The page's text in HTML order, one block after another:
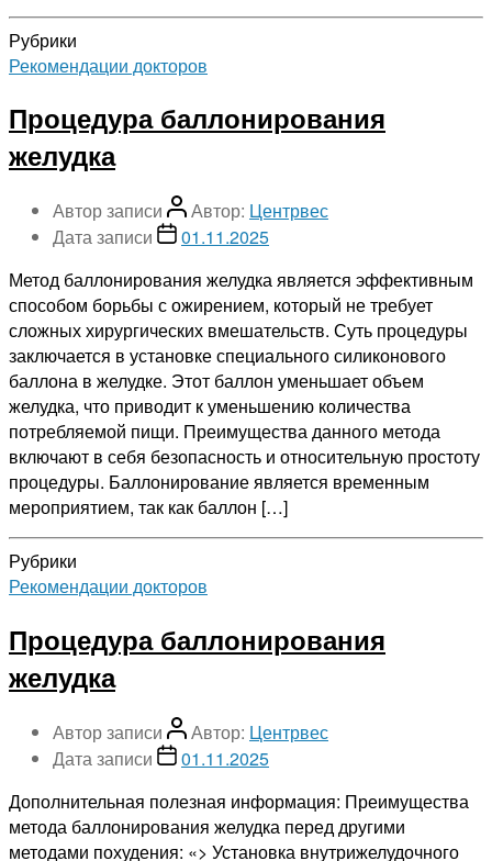
Рубрики
Рекомендации докторов
Процедура баллонирования
желудка
Автор записи Автор: Центрвес
Дата записи
01.11.2025
Метод баллонирования желудка является эффективным
способом борьбы с ожирением, который не требует
сложных хирургических вмешательств. Суть процедуры
заключается в установке специального силиконового
баллона в желудке. Этот баллон уменьшает объем
желудка, что приводит к уменьшению количества
потребляемой пищи. Преимущества данного метода
включают в себя безопасность и относительную простоту
процедуры. Баллонирование является временным
мероприятием, так как баллон […]
Рубрики
Рекомендации докторов
Процедура баллонирования
желудка
Автор записи Автор: Центрвес
Дата записи
01.11.2025
Дополнительная полезная информация: Преимущества
метода баллонирования желудка перед другими
методами похудения: «> Установка внутрижелудочного